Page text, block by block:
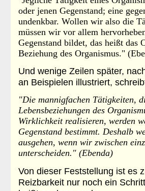
oder jenen Gegenstand; eine
undenkbar. Wollen wir also die
müssen wir vor allem
Gegenstand bildet, das heißt das
Beziehung des Organismus."
Und wenige Zeilen später,
an Beispielen illustriert,
"Die mannigfachen Tätigkeiten,
Lebensbeziehungen des
Wirklichkeit realisieren, werden
Gegenstand bestimmt. Deshalb
ausgehen, wenn wir zwischen
unterscheiden." (Ebenda)
Von dieser Feststellung ist es
Reizbarkeit nur noch ein